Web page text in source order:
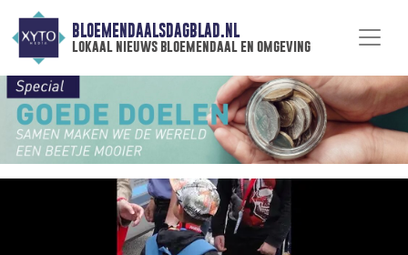
BLOEMENDAALSDAGBLAD.NL
lokaal nieuws bloemendaal en omgeving